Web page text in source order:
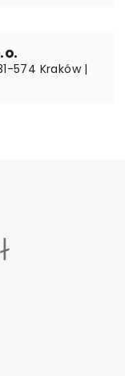
574 Kraków |